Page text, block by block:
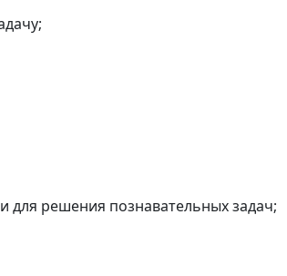
для решения познавательных задач;